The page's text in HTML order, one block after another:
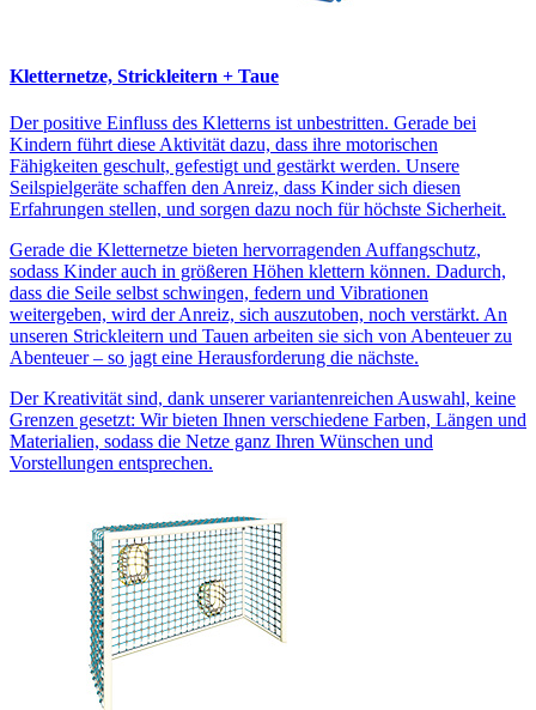
Kletternetze, Strickleitern + Taue
Der positive Einfluss des Kletterns ist unbestritten. Gerade bei
Kindern führt diese Aktivität dazu, dass ihre motorischen
Fähigkeiten geschult, gefestigt und gestärkt werden. Unsere
Seilspielgeräte schaffen den Anreiz, dass Kinder sich diesen
Erfahrungen stellen, und sorgen dazu noch für höchste Sicherheit.
Gerade die Kletternetze bieten hervorragenden Auffangschutz,
sodass Kinder auch in größeren Höhen klettern können. Dadurch,
dass die Seile selbst schwingen, federn und Vibrationen
weitergeben, wird der Anreiz, sich auszutoben, noch verstärkt. An
unseren Strickleitern und Tauen arbeiten sie sich von Abenteuer zu
Abenteuer – so jagt eine Herausforderung die nächste.
Der Kreativität sind, dank unserer variantenreichen Auswahl, keine
Grenzen gesetzt: Wir bieten Ihnen verschiedene Farben, Längen und
Materialien, sodass die Netze ganz Ihren Wünschen und
Vorstellungen entsprechen.